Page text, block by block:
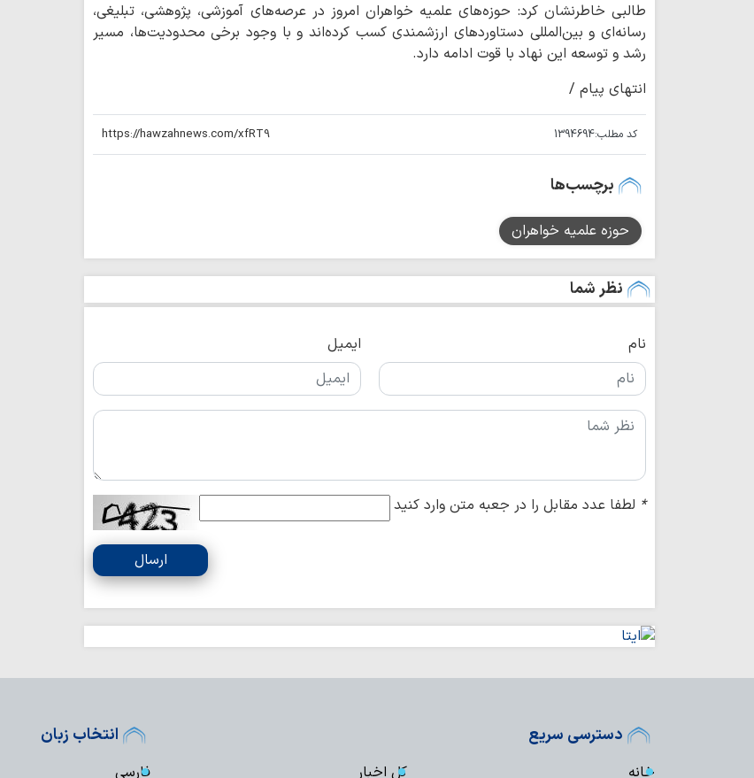
طالبی خاطرنشان کرد: حوزه‌های علمیه خواهران امروز در عرصه‌های آموزشی، پژوهشی، تبلیغی،
رسانه‌ای و بین‌المللی دستاوردهای ارزشمندی کسب کرده‌اند و با وجود برخی محدودیت‌ها، مسیر
رشد و توسعه این نهاد با قوت ادامه دارد.
انتهای پیام /
کد مطلب:1394694
برچسب‌ها
حوزه علمیه خواهران
نظر شما
نام ایمیل
* لطفا عدد مقابل را در جعبه متن وارد کنید
ارسال
دسترسی سریع
خانه کل اخبار
انتخاب زبان
فارسی